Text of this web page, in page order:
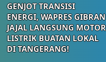
GENJOT TRANSISI
ENERGI, WAPRES GIBRAN
JAJAL LANGSUNG MOTOR
LISTRIK BUATAN LOKAL
DI TANGERANG!